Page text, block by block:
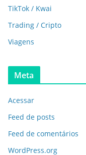
TikTok / Kwai
Trading / Cripto
Viagens
Meta
Acessar
Feed de posts
Feed de comentários
WordPress.org